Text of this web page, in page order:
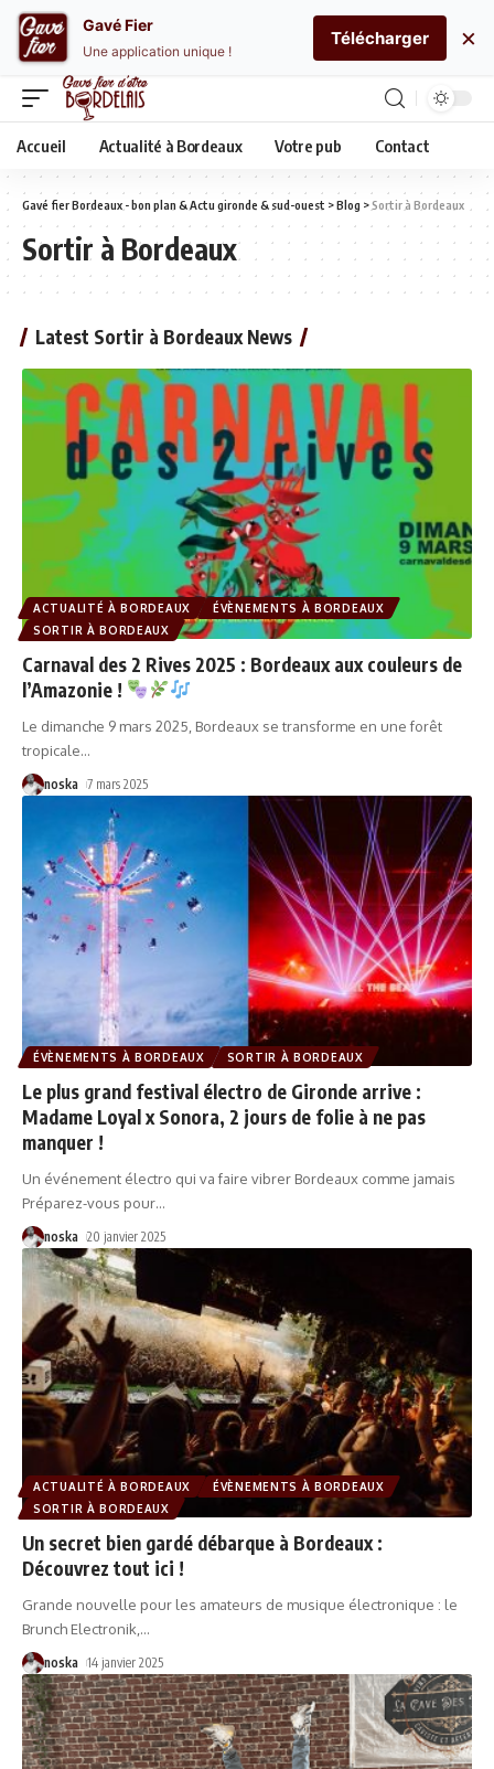
Accueil Actualité à Bordeaux Votre pub Contact
Gavé fier Bordeaux - bon plan & Actu gironde & sud-ouest >Blog >Sortir à Bordeaux
Sortir à Bordeaux
Latest Sortir à Bordeaux News
ACTUALITÉ À BORDEAUX
ÉVÈNEMENTS À BORDEAUX
SORTIR À BORDEAUX
Carnaval des 2 Rives 2025 : Bordeaux aux couleurs de
l’Amazonie !
Le dimanche 9 mars 2025, Bordeaux se transforme en une forêt
tropicale…
noska 7 mars 2025
ÉVÈNEMENTS À BORDEAUX SORTIR À BORDEAUX
Le plus grand festival électro de Gironde arrive :
Madame Loyal x Sonora, 2 jours de folie à ne pas
manquer !
Un événement électro qui va faire vibrer Bordeaux comme jamais
Préparez-vous pour…
noska 20 janvier 2025
ACTUALITÉ À BORDEAUX
ÉVÈNEMENTS À BORDEAUX
SORTIR À BORDEAUX
Un secret bien gardé débarque à Bordeaux :
Découvrez tout ici !
Grande nouvelle pour les amateurs de musique électronique : le
Brunch Electronik,…
noska 14 janvier 2025
Gavé Fier
Une application unique !
Télécharger ×